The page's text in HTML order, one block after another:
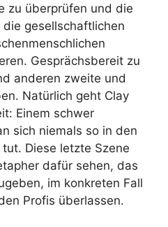
zu überprüfen und die
gesellschaftlichen
Gesprächsbereit zu
anderen zweite und
Natürlich geht Clay
Einem schwer
sich niemals so in den
Diese letzte Szene
dafür sehen, das
im konkreten Fall
Profis überlassen.